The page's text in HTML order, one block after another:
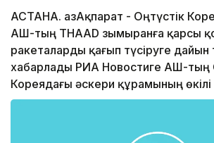
АСТАНА. ҚазАқпарат - Оңтүстік
АҚШ-тың THAAD зымыранға қарсы
ракеталарды қағып түсіруге дайын
хабарлады РИА Новостиге АҚШ-тың
Кореядағы әскери құрамының